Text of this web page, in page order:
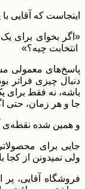
اینجاست که آقایی
«اگر بخوای برای
انتخابت چیه؟»
پاسخ‌های معمولی
دنبال چیزی فراتر
باشه، نه فقط برای
جا و هر زمان، حتی
و همین شده نقطه‌ی
جایی برای
ولی نمیدونن از کجا
فروشگاه آقایی،